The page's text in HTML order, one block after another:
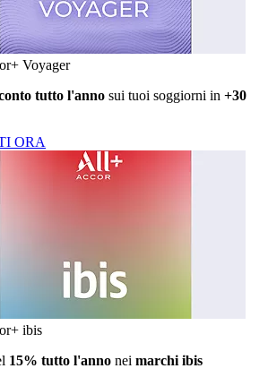
Voyager
tutto l'anno sui tuoi soggiorni in +30
ORA
ibis
15% tutto l'anno nei marchi ibis